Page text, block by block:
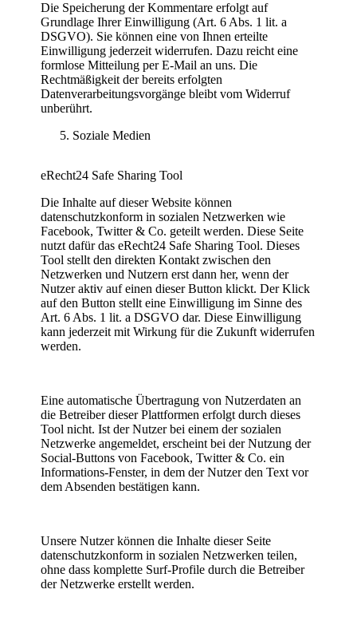
Die Speicherung der Kommentare erfolgt auf
Grundlage Ihrer Einwilligung (Art. 6 Abs. 1 lit. a
DSGVO). Sie können eine von Ihnen erteilte
Einwilligung jederzeit widerrufen. Dazu reicht eine
formlose Mitteilung per E-Mail an uns. Die
Rechtmäßigkeit der bereits erfolgten
Datenverarbeitungsvorgänge bleibt vom Widerruf
unberührt.
Soziale Medien
eRecht24 Safe Sharing Tool
Die Inhalte auf dieser Website können
datenschutzkonform in sozialen Netzwerken wie
Facebook, Twitter & Co. geteilt werden. Diese Seite
nutzt dafür das eRecht24 Safe Sharing Tool. Dieses
Tool stellt den direkten Kontakt zwischen den
Netzwerken und Nutzern erst dann her, wenn der
Nutzer aktiv auf einen dieser Button klickt. Der Klick
auf den Button stellt eine Einwilligung im Sinne des
Art. 6 Abs. 1 lit. a DSGVO dar. Diese Einwilligung
kann jederzeit mit Wirkung für die Zukunft widerrufen
werden.
Eine automatische Übertragung von Nutzerdaten an
die Betreiber dieser Plattformen erfolgt durch dieses
Tool nicht. Ist der Nutzer bei einem der sozialen
Netzwerke angemeldet, erscheint bei der Nutzung der
Social-Buttons von Facebook, Twitter & Co. ein
Informations-Fenster, in dem der Nutzer den Text vor
dem Absenden bestätigen kann.
Unsere Nutzer können die Inhalte dieser Seite
datenschutzkonform in sozialen Netzwerken teilen,
ohne dass komplette Surf-Profile durch die Betreiber
der Netzwerke erstellt werden.